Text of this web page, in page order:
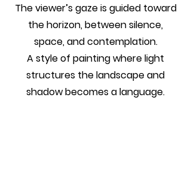
The viewer’s gaze is guided toward
the horizon, between silence,
space, and contemplation.
A style of painting where light
structures the landscape and
shadow becomes a language.